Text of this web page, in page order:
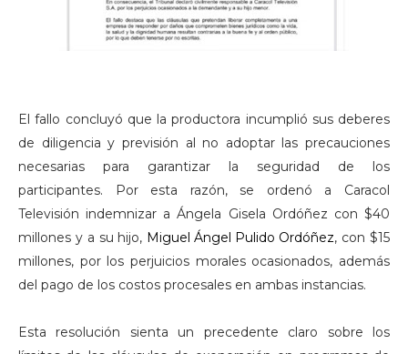
El fallo concluyó que la productora incumplió sus deberes
de diligencia y previsión al no adoptar las precauciones
necesarias para garantizar la seguridad de los
participantes. Por esta razón, se ordenó a Caracol
Televisión indemnizar a Ángela Gisela Ordóñez con $40
millones y a su hijo, Miguel Ángel Pulido Ordóñez, con $15
millones, por los perjuicios morales ocasionados, además
del pago de los costos procesales en ambas instancias.
Esta resolución sienta un precedente claro sobre los